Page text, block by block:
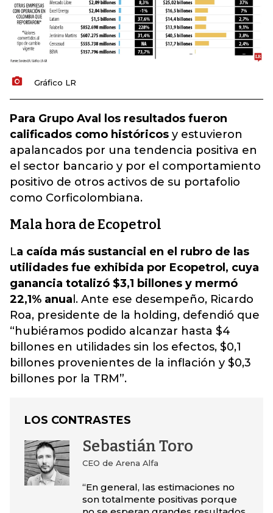
Gráfico LR
Para Grupo Aval los resultados fueron
calificados como históricos y estuvieron
apalancados por una tendencia positiva en
el sector bancario y por el comportamiento
positivo de otros activos de su portafolio
como Corficolombiana.
Mala hora de Ecopetrol
La caída más sustancial en el rubro de las
utilidades fue exhibida por Ecopetrol, cuya
ganancia totalizó $3,1 billones y mermó
22,1% anua l. Ante ese desempeño, Ricardo
Roa, presidente de la holding, defendió que
“hubiéramos podido alcanzar hasta $4
billones en utilidades sin los efectos, $0,1
billones provenientes de la inflación y $0,3
billones por la TRM”.
LOS CONTRASTES
Sebastián Toro
CEO de Arena Alfa
“En general, las estimaciones no
son totalmente positivas porque